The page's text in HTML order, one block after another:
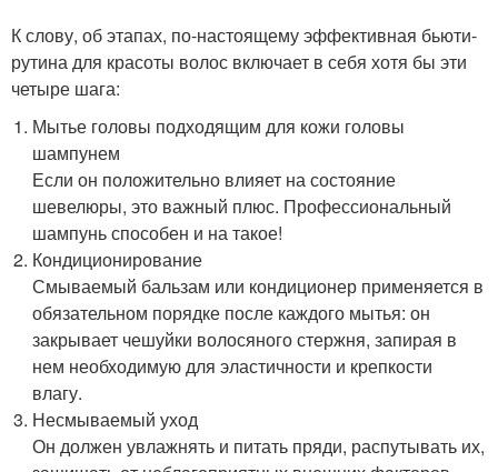
К слову, об этапах, по-настоящему эффективная бьюти-
рутина для красоты волос включает в себя хотя бы эти
четыре шага:
Мытье головы подходящим для кожи головы
шампунем
Если он положительно влияет на состояние
шевелюры, это важный плюс. Профессиональный
шампунь способен и на такое!
Кондиционирование
Смываемый бальзам или кондиционер применяется в
обязательном порядке после каждого мытья: он
закрывает чешуйки волосяного стержня, запирая в
нем необходимую для эластичности и крепкости
влагу.
Несмываемый уход
Он должен увлажнять и питать пряди, распутывать их,